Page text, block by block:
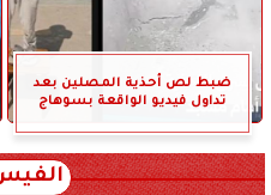
ضبط لص أحذية المصلين بعد
تداول فيديو الواقعة بسوهاج